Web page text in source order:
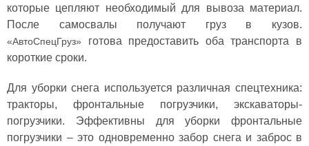
которые цепляют необходимый для вывоза материал.
После самосвалы получают груз в кузов.
«АвтоСпецГруз» готова предоставить оба транспорта в
короткие сроки.
Для уборки снега используется различная спецтехника:
тракторы, фронтальные погрузчики, экскаваторы-
погрузчики. Эффективны для уборки фронтальные
погрузчики – это одновременно забор снега и заброс в